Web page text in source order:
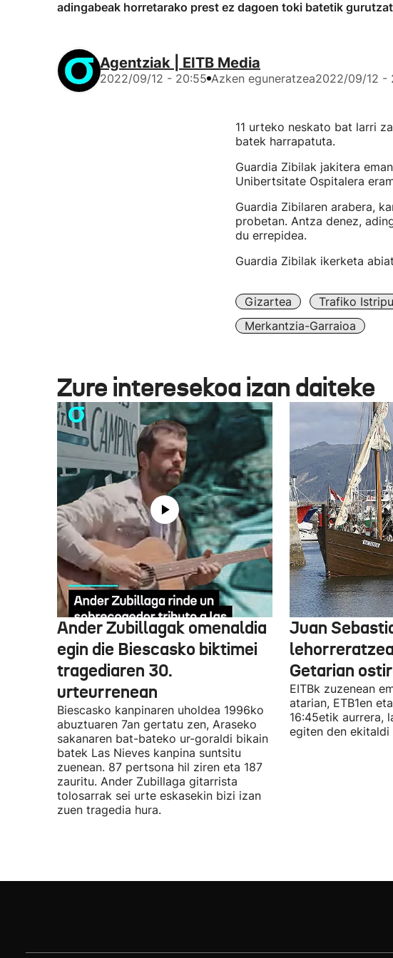
adingabeak horretarako prest ez dagoen toki batetik
Agentziak | EITB Media
2022/09/12 - 20:55 Azken eguneratzea2022/09/12 -
11 urteko neskato bat larri
batek harrapatuta.
Guardia Zibilak jakitera
Unibertsitate Ospitalera
Guardia Zibilaren arabera,
probetan. Antza denez,
du errepidea.
Guardia Zibilak ikerketa
Gizartea Trafiko
Merkantzia-Garraioa
Zure interesekoa izan daiteke
Ander Zubillagak omenaldia
egin die Biescasko biktimei
tragediaren 30.
urteurrenean
Biescasko kanpinaren uholdea 1996ko
abuztuaren 7an gertatu zen, Araseko
sakanaren bat-bateko ur-goraldi bikain
batek Las Nieves kanpina suntsitu
zuenean. 87 pertsona hil ziren eta 187
zauritu. Ander Zubillaga gitarrista
tolosarrak sei urte eskasekin bizi izan
zuen tragedia hura.
Juan
Getarian
EITBk zuzenean
atarian, ETB1en
16:45etik aurrera,
egiten den ekitaldi